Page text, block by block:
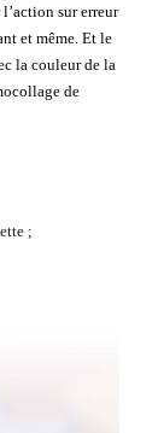
sur erreur
et même. Et le
la couleur de la
de
;